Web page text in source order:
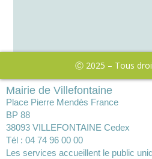
Ⓒ 2025 – Tous
Mairie de Villefontaine
Place Pierre Mendès France
BP 88
38093 VILLEFONTAINE Cedex
Tél : 04 74 96 00 00
Les services accueillent le public